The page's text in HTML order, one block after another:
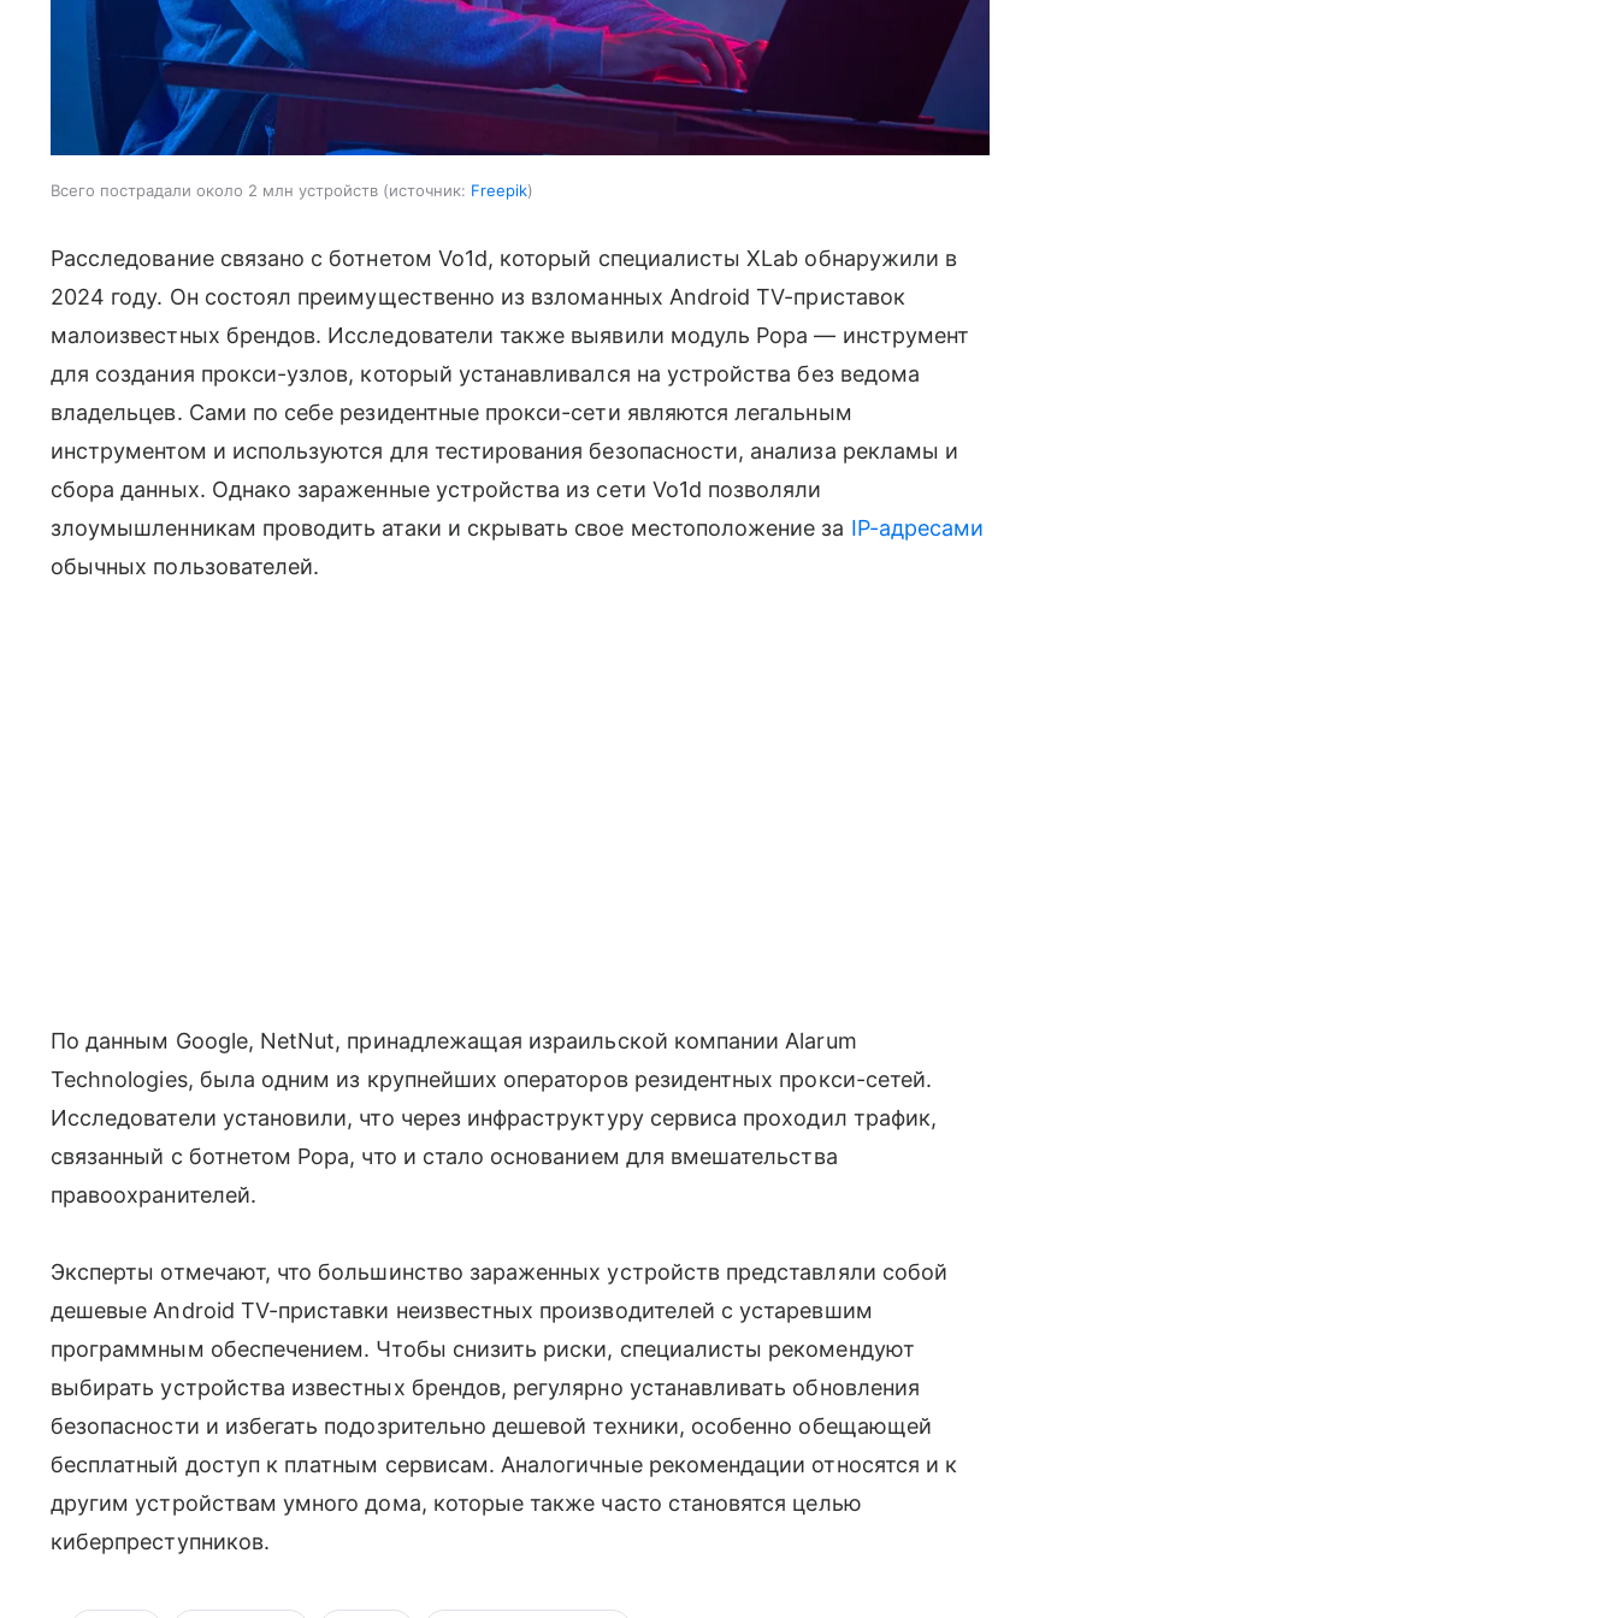
Всего пострадали около 2 млн устройств источник: Freepik
Расследование связано с ботнетом Vo1d, который специалисты XLab обнаружили в
2024 году. Он состоял преимущественно из взломанных Android TV-приставок
малоизвестных брендов. Исследователи также выявили модуль Popa — инструмент
для создания прокси-узлов, который устанавливался на устройства без ведома
владельцев. Сами по себе резидентные прокси-сети являются легальным
инструментом и используются для тестирования безопасности, анализа рекламы и
сбора данных. Однако зараженные устройства из сети Vo1d позволяли
злоумышленникам проводить атаки и скрывать свое местоположение за IP-адресами
обычных пользователей.
По данным Google, NetNut, принадлежащая израильской компании Alarum
Technologies, была одним из крупнейших операторов резидентных прокси-сетей.
Исследователи установили, что через инфраструктуру сервиса проходил трафик,
связанный с ботнетом Popa, что и стало основанием для вмешательства
правоохранителей.
Эксперты отмечают, что большинство зараженных устройств представляли собой
дешевые Android TV-приставки неизвестных производителей с устаревшим
программным обеспечением. Чтобы снизить риски, специалисты рекомендуют
выбирать устройства известных брендов, регулярно устанавливать обновления
безопасности и избегать подозрительно дешевой техники, особенно обещающей
бесплатный доступ к платным сервисам. Аналогичные рекомендации относятся и к
другим устройствам умного дома, которые также часто становятся целью
киберпреступников.